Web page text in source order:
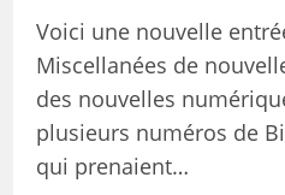
Voici une nouvelle
Miscellanées de
des nouvelles
plusieurs numéros de
qui prenaient…